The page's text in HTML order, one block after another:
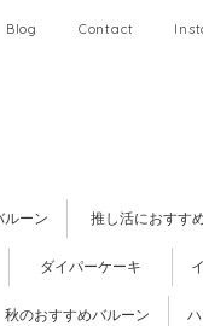
Blog Contact
ルーン 推し活におすす
ダイパーケーキ
秋のおすすめバルーン